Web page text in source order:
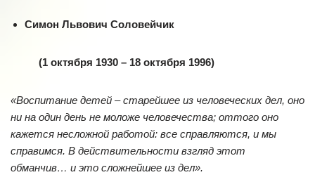
Симон Львович Соловейчик
(1 октября 1930 – 18 октября 1996)
«Воспитание детей – старейшее из человеческих дел, оно
ни на один день не моложе человечества; оттого оно
кажется несложной работой: все справляются, и мы
справимся. В действительности взгляд этот
обманчив… и это сложнейшее из дел».